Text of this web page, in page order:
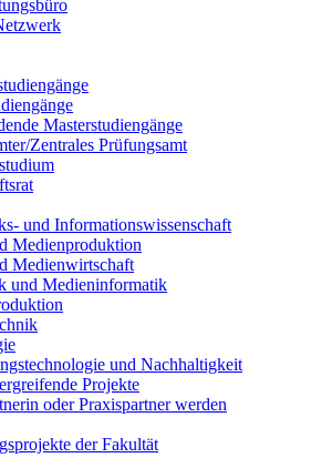
Masterstudiengänge
Zentrales Prüfungsamt
und Informationswissenschaft
Medienproduktion
Medienwirtschaft
und Medieninformatik
und Nachhaltigkeit
Projekte
oder Praxispartner werden
der Fakultät